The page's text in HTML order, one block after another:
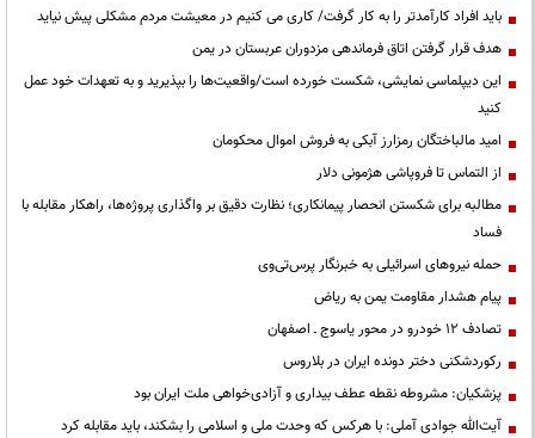
باید افراد کارآمدتر را به کار گرفت/ کاری می کنیم در معیشت مردم مشکلی پیش نیاید
هدف قرار گرفتن اتاق‌ فرماندهی مزدوران عربستان در یمن
این دیپلماسی نمایشی، شکست خورده است/واقعیت‌ها را بپذیرید و به تعهدات خود عمل
کنید
امید مالباختگان رمزارز آبکی به فروش اموال محکومان
از التماس تا فروپاشی هژمونی دلار
مطالبه برای شکستن انحصار پیمانکاری؛ نظارت دقیق بر واگذاری پروژه‌ها، راهکار مقابله با
فساد
حمله نیروهای اسرائیلی به خبرنگار پرس‌تی‌وی
پیام هشدار مقاومت یمن به ریاض
تصادف ۱۲ خودرو در محور یاسوج ـ اصفهان
رکوردشکنی دختر دونده ایران در بلاروس
پزشکیان: مشروطه نقطه عطف بیداری و آزادی‌خواهی ملت ایران بود
آیت‌الله جوادی آملی: با هرکس که وحدت ملی و اسلامی را بشکند، باید مقابله کرد